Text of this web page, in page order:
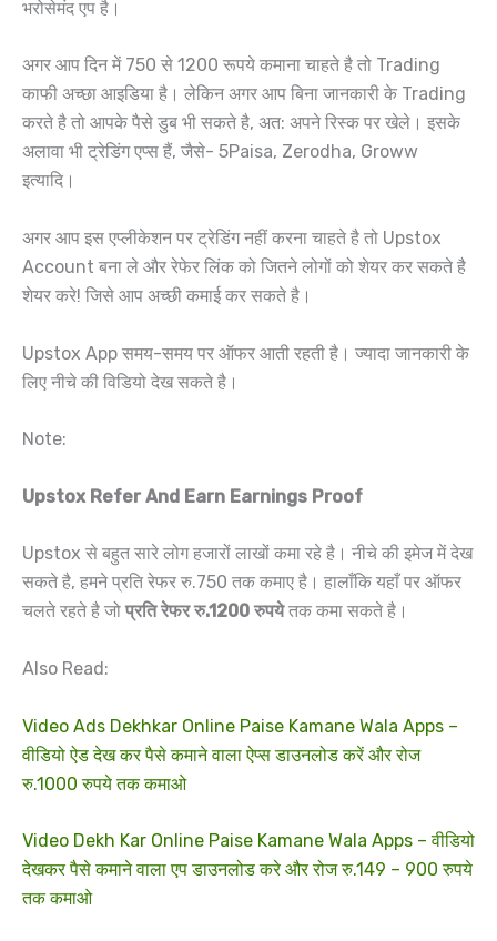
भरोसेमंद एप है।
अगर आप दिन में 750 से 1200 रूपये कमाना चाहते है तो Trading
काफी अच्छा आइडिया है। लेकिन अगर आप बिना जानकारी के Trading
करते है तो आपके पैसे डुब भी सकते है, अत: अपने रिस्क पर खेले। इसके
अलावा भी ट्रेडिंग एप्स हैं, जैसे- 5Paisa, Zerodha, Groww
इत्यादि।
अगर आप इस एप्लीकेशन पर ट्रेडिंग नहीं करना चाहते है तो Upstox
Account बना ले और रेफेर लिंक को जितने लोगों को शेयर कर सकते है
शेयर करे! जिसे आप अच्छी कमाई कर सकते है।
Upstox App समय-समय पर ऑफर आती रहती है। ज्यादा जानकारी के
लिए नीचे की विडियो देख सकते है।
Note:
Upstox Refer And Earn Earnings Proof
Upstox से बहुत सारे लोग हजारों लाखों कमा रहे है। नीचे की इमेज में देख
सकते है, हमने प्रति रेफर रु.750 तक कमाए है। हालाँकि यहाँ पर ऑफर
चलते रहते है जो प्रति रेफर रु.1200 रुपयेतक कमा सकते है।
Also Read:
Video Ads Dekhkar Online Paise Kamane Wala Apps –
वीडियो ऐड देख कर पैसे कमाने वाला ऐप्स डाउनलोड करें और रोज
रु.1000 रुपये तक कमाओ
Video Dekh Kar Online Paise Kamane Wala Apps – वीडियो
देखकर पैसे कमाने वाला एप डाउनलोड करे और रोज रु.149 – 900 रुपये
तक कमाओ